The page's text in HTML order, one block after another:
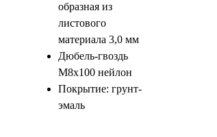
образная из
листового
материала 3,0 мм
Дюбель-гвоздь
М8х100 нейлон
Покрытие: грунт-
эмаль